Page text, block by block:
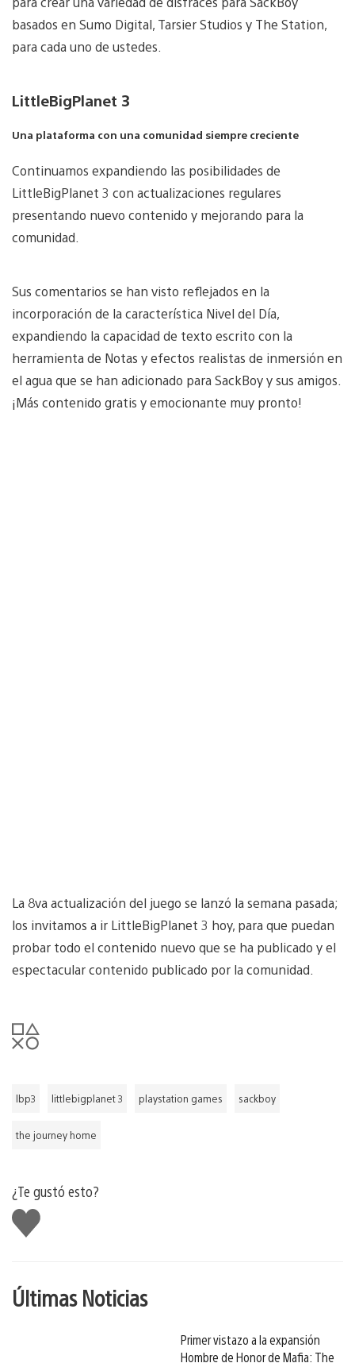
basados en Sumo Digital, Tarsier Studios y The Station,
para cada uno de ustedes.
LittleBigPlanet 3
Una plataforma con una comunidad siempre creciente
Continuamos expandiendo las posibilidades de
LittleBigPlanet 3 con actualizaciones regulares
presentando nuevo contenido y mejorando para la
comunidad.
Sus comentarios se han visto reflejados en la
incorporación de la característica Nivel del Día,
expandiendo la capacidad de texto escrito con la
herramienta de Notas y efectos realistas de inmersión en
el agua que se han adicionado para SackBoy y sus amigos.
¡Más contenido gratis y emocionante muy pronto!
La 8va actualización del juego se lanzó la semana pasada;
los invitamos a ir LittleBigPlanet 3 hoy, para que puedan
probar todo el contenido nuevo que se ha publicado y el
espectacular contenido publicado por la comunidad.
lbp3 littlebigplanet 3 playstation games sackboy
the journey home
¿Te gustó esto?
Me
gusta
Últimas Noticias
Primer vistazo a la expansión
Hombre de Honor de Mafia: The